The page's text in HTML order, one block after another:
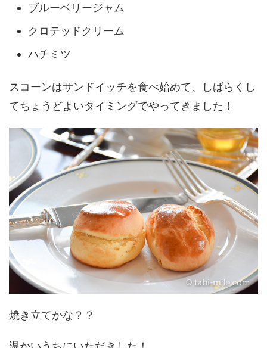
ブルーベリージャム
クロテッドクリーム
ハチミツ
スコーンはサンドイッチを食べ始めて、しばらくし
てちょうどよいタイミングでやってきました！
焼き立てかな？？